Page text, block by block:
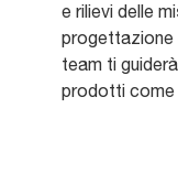
e rilievi delle
progettazione
team ti
prodotti come